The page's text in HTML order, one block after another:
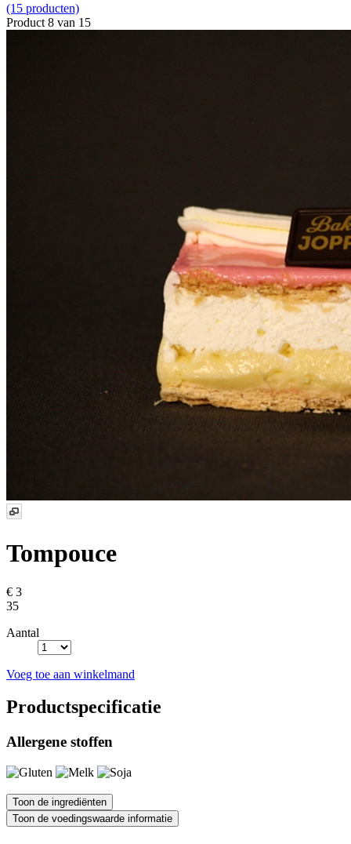
(15 producten)
Product 8 van 15
Tompouce
€ 3
35
Aantal
Voeg toe aan winkelmand
Productspecificatie
Allergene stoffen